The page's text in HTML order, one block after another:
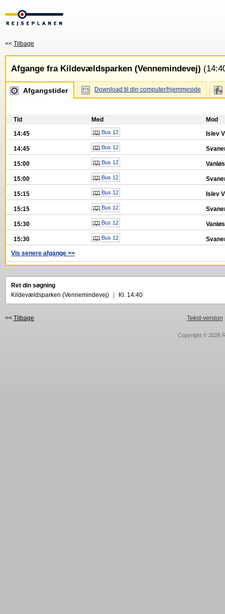
<< Tilbage
Afgange fra Kildevældsparken (Vennemindevej)
Afgangstider Download til din computer/hjemmeside
Tid Med
Mod
14:45
Bus 12 Islev
14:45 Bus 12
15:00 Bus 12
15:00 Bus 12
15:15 Bus 12 Islev
15:15 Bus 12
15:30 Bus 12
15:30 Bus 12
Vis senere afgange >>
Ret din søgning
Kildevældsparken (Vennemindevej)
Kl. 14:40
<< Tilbage Tekst-version
Copyright © 2026